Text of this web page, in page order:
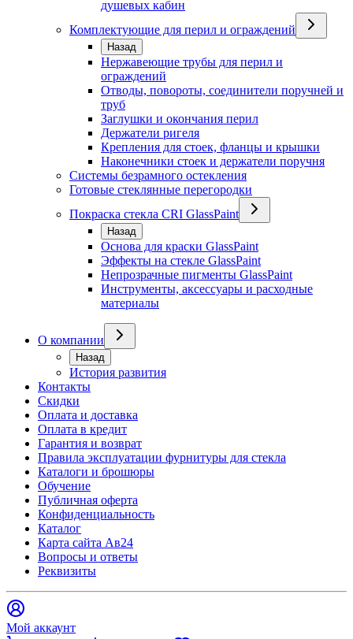
душевых кабин
Комплектующие для перил и ограждений
Назад
Нержавеющие трубы для перил и
ограждений
Отводы, повороты, соединители поручней и
труб
Заглушки и окончания перил
Держатели ригеля
Крепления для стоек, фланцы и крышки
Наконечники стоек и держатели поручня
Системы безрамного остекления
Готовые стеклянные перегородки
Покраска стекла CRI GlassPaint
Назад
Основа для краски GlassPaint
Эффекты на стекле GlassPaint
Непрозрачные пигменты GlassPaint
Инструменты, аксессуары и расходные
материалы
О компании
Назад
История развития
Контакты
Скидки
Оплата и доставка
Оплата в кредит
Гарантия и возврат
Правила эксплуатации фурнитуры для стекла
Каталоги и брошюры
Обучение
Публичная оферта
Конфиденциальность
Каталог
Карта сайта Ав24
Вопросы и ответы
Реквизиты
Мой аккаунт